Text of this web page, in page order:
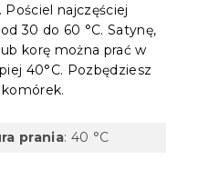
najczęściej
30 do 60 °C. Satynę,
korę można prać w
40°C. Pozbędziesz
prania: 40 °C